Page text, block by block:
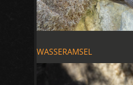
WASSERAMSEL